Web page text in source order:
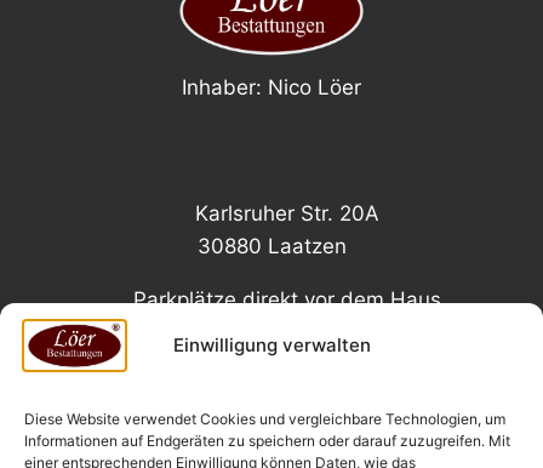
Einwilligung verwalten
Diese Website verwendet Cookies und vergleichbare Technologien, um
Informationen auf Endgeräten zu speichern oder darauf zuzugreifen. Mit
einer entsprechenden Einwilligung können Daten, wie das
Inhaber: Nico Löer
Karlsruher Str. 20A
30880 Laatzen
Parkplätze direkt vor dem Haus
Impressum
Datenschutz